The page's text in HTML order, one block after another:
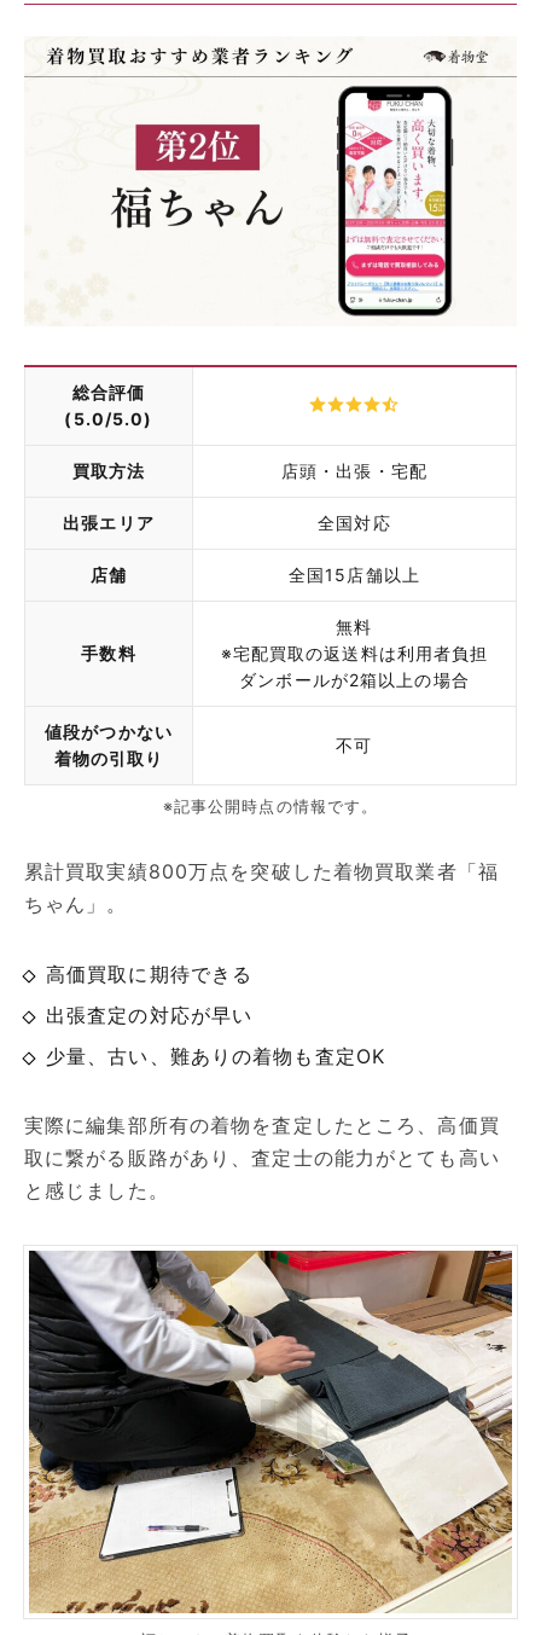
総合評価
(5.0/5.0)
買取方法 店頭・出張・宅配
出張エリア 全国対応
店舗 全国15店舗以上
手数料
無料
※宅配買取の返送料は利用者負担
ダンボールが2箱以上の場合
値段がつかない
着物の引取り
不可
※記事公開時点の情報です。
累計買取実績800万点を突破した着物買取業者「福
ちゃん」。
高価買取に期待できる
出張査定の対応が早い
少量、古い、難ありの着物も査定OK
実際に編集部所有の着物を査定したところ、高価買
取に繋がる販路があり、査定士の能力がとても高い
と感じました。